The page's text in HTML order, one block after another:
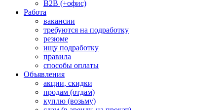
B2B (+офис)
Работа
вакансии
требуются на подработку
резюме
ищу подработку
правила
способы оплаты
Объявления
акции, скидки
продам (отдам)
куплю (возьму)